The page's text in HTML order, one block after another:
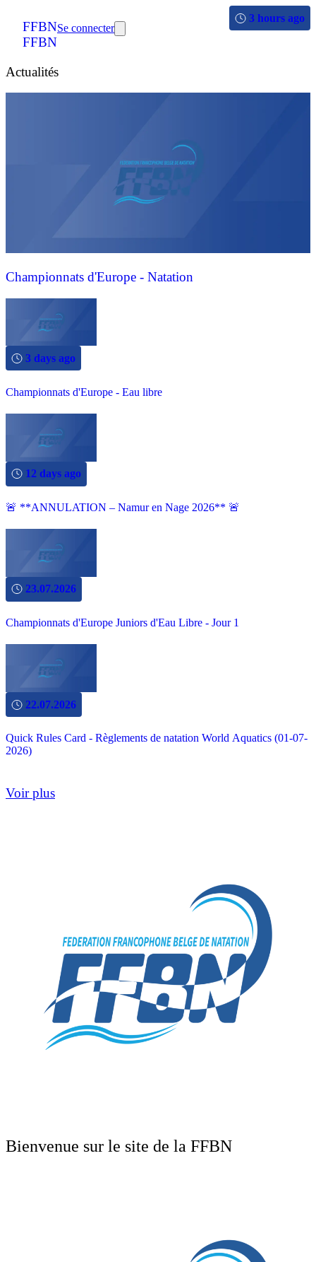
FFBN
FFBN
Se connecter
Actualités
3 hours ago
Championnats d'Europe - Natation
3 days ago
Championnats d'Europe - Eau libre
12 days ago
🚨 **ANNULATION – Namur en Nage 2026** 🚨
23.07.2026
Championnats d'Europe Juniors d'Eau Libre - Jour 1
22.07.2026
Quick Rules Card - Règlements de natation World Aquatics (01-07-
2026)
Voir plus
Bienvenue sur le site de la FFBN